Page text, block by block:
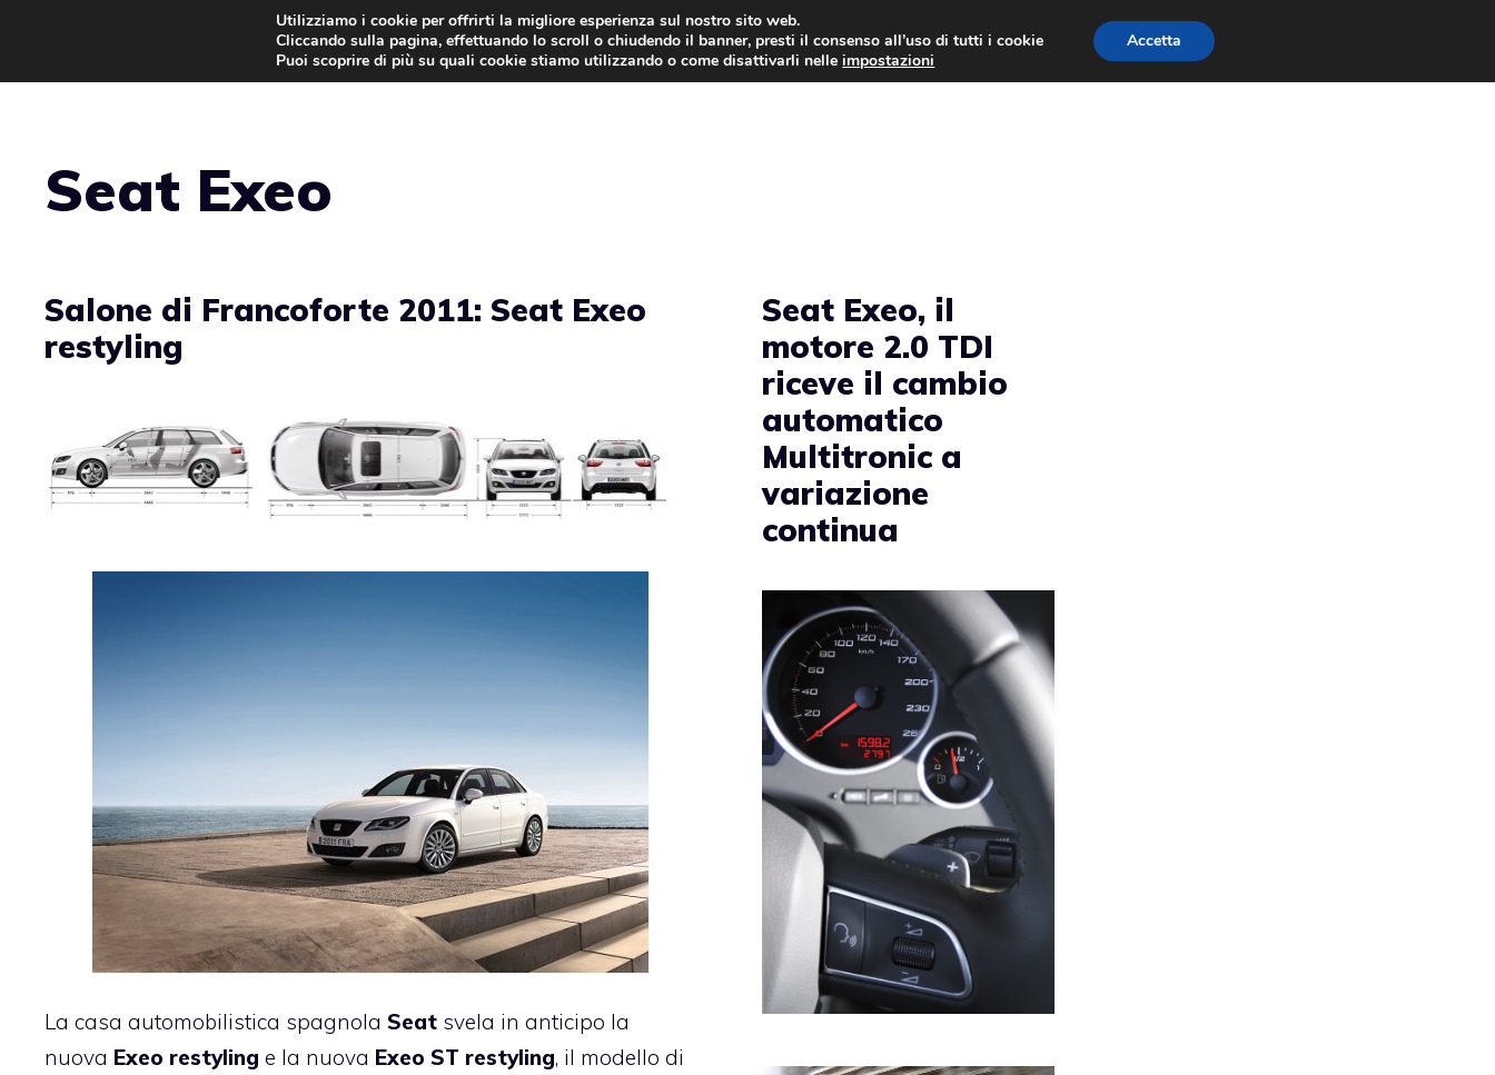
contenuto
AUTO NEWS EVENTI E FIERE
Seat Exeo
Salone di Francoforte 2011: Seat Exeo
restyling
La casa automobilistica spagnola Seat svela in anticipo la
nuova Exeo restyling e la nuova Exeo ST restyling, il modello di
Seat Exeo, il
motore 2.0 TDI
riceve il cambio
automatico
Multitronic a
variazione
continua
Utilizziamo i cookie per offrirti la migliore esperienza sul nostro sito web.
Cliccando sulla pagina, effettuando lo scroll o chiudendo il banner, presti il consenso all’uso di tutti i cookie
Puoi scoprire di più su quali cookie stiamo utilizzando o come disattivarli nelleimpostazioni
Accetta